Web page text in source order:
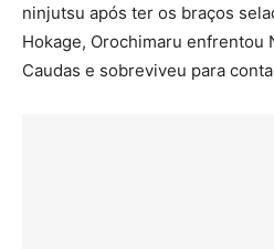
ninjutsu após ter os braços
Hokage, Orochimaru enfrentou
Caudas e sobreviveu para